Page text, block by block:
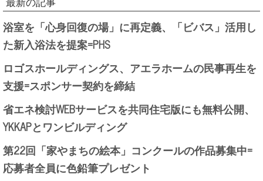
最新の記事
浴室を「心身回復の場」に再定義、「ビバス」活用し
た新入浴法を提案=PHS
ロゴスホールディングス、アエラホームの民事再生を
支援=スポンサー契約を締結
省エネ検討WEBサービスを共同住宅版にも無料公開、
YKKAPとワンビルディング
第22回「家やまちの絵本」コンクールの作品募集中=
応募者全員に色鉛筆プレゼント